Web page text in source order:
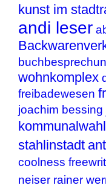
kunst im
andi leser
wohnkomplex
freibadewesen
joachim bessing
stahlinstadt
coolness
neiser rainer